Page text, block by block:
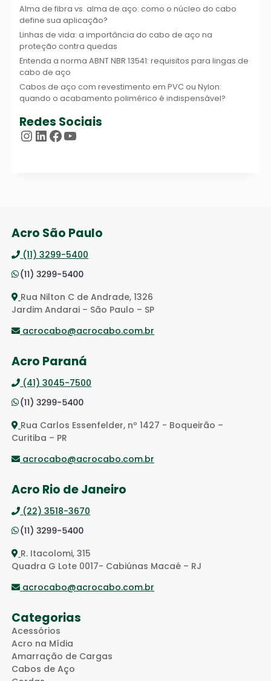
Alma de fibra vs. alma de aço: como o núcleo do cabo
define sua aplicação?
Linhas de vida: a importância do cabo de aço na
proteção contra quedas
Entenda a norma ABNT NBR 13541: requisitos para lingas de
cabo de aço
Cabos de aço com revestimento em PVC ou Nylon:
quando o acabamento polimérico é indispensável?
Redes Sociais
Instagram
LinkedIn
Facebook
Youtube
Acro São Paulo
(11) 3299-5400
Rua Nilton C de Andrade, 1326
Jardim Andarai – São Paulo – SP
acrocabo@acrocabo.com.br
Acro Paraná
(41) 3045-7500
Rua Carlos Essenfelder, nº 1427 - Boqueirão –
Curitiba – PR
acrocabo@acrocabo.com.br
Acro Rio de Janeiro
(22) 3518-3670
R. Itacolomi, 315
Quadra G Lote 0017- Cabiúnas Macaé – RJ
acrocabo@acrocabo.com.br
Categorias
Acessórios
Acro na Mídia
Amarração de Cargas
Cabos de Aço